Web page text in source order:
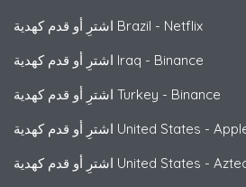
اشترِ أو قدم كهدية Brazil - Netflix
اشترِ أو قدم كهدية Iraq - Binance
اشترِ أو قدم كهدية Turkey - Binance
اشترِ أو قدم كهدية United States -
اشترِ أو قدم كهدية United States -